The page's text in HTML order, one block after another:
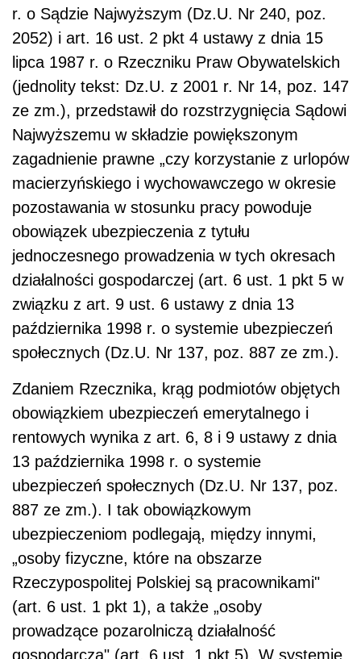
r. o Sądzie Najwyższym (Dz.U. Nr 240, poz.
2052) i art. 16 ust. 2 pkt 4 ustawy z dnia 15
lipca 1987 r. o Rzeczniku Praw Obywatelskich
(jednolity tekst: Dz.U. z 2001 r. Nr 14, poz. 147
ze zm.), przedstawił do rozstrzygnięcia Sądowi
Najwyższemu w składzie powiększonym
zagadnienie prawne „czy korzystanie z urlopów
macierzyńskiego i wychowawczego w okresie
pozostawania w stosunku pracy powoduje
obowiązek ubezpieczenia z tytułu
jednoczesnego prowadzenia w tych okresach
działalności gospodarczej (art. 6 ust. 1 pkt 5 w
związku z art. 9 ust. 6 ustawy z dnia 13
października 1998 r. o systemie ubezpieczeń
społecznych (Dz.U. Nr 137, poz. 887 ze zm.).
Zdaniem Rzecznika, krąg podmiotów objętych
obowiązkiem ubezpieczeń emerytalnego i
rentowych wynika z art. 6, 8 i 9 ustawy z dnia
13 października 1998 r. o systemie
ubezpieczeń społecznych (Dz.U. Nr 137, poz.
887 ze zm.). I tak obowiązkowym
ubezpieczeniom podlegają, między innymi,
„osoby fizyczne, które na obszarze
Rzeczypospolitej Polskiej są pracownikami"
(art. 6 ust. 1 pkt 1), a także „osoby
prowadzące pozarolniczą działalność
gospodarczą" (art. 6 ust. 1 pkt 5). W systemie